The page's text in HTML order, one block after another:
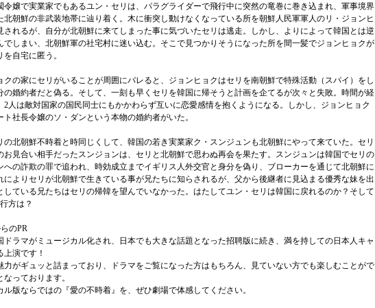
令嬢で実業家でもあるユン・セリは、パラグライダーで飛行中に突然の竜巻に巻き込まれ、軍事境界
北朝鮮の非武装地帯に辿り着く。木に衝突し動けなくなっている所を朝鮮人民軍軍人のリ・ジョンヒ
されるが、自分が北朝鮮に来てしまった事に気づいたセリは逃走。しかし、よりによって韓国とは逆
でしまい、北朝鮮軍の社宅村に迷い込む。そこで見つかりそうになった所を間一髪でジョンヒョクが
自宅に匿う。
クの家にセリがいることが周囲にバレると、ジョンヒョクはセリを南朝鮮で特殊活動（スパイ）をし
の婚約者だと偽る。そして、一刻も早くセリを韓国に帰そうと計画を企てるが次々と失敗。時間が経
2人は敵対国家の国民同士にもかかわらず互いに恋愛感情を抱くようになる。しかし、ジョンヒョク
ト社長令嬢のソ・ダンという本物の婚約者がいた。
の北朝鮮不時着と時同じくして、韓国の若き実業家ク・スンジュンも北朝鮮にやって来ていた。セリ
お見合い相手だったスンジョンは、セリと北朝鮮で思わぬ再会を果たす。スンジュンは韓国でセリの
への詐欺の罪で追われ、時効成立までイギリス人外交官と身分を偽り、ブローカーを通じて北朝鮮に
によりセリが北朝鮮で生きている事が兄たちに知らされるが、父から後継者に見込まる優秀な妹を出
している兄たちはセリの帰韓を望んでいなかった。はたしてユン・セリは韓国に戻れるのか？そして
方は？
のPR
ドラマがミュージカル化され、日本でも大きな話題となった招聘版に続き、満を持しての日本人キャ
上演です！
力がギュッと詰まっており、ドラマをご覧になった方はもちろん、見ていない方でも楽しむことがで
なっております。
ル版ならではの『愛の不時着』を、ぜひ劇場で体感してください。